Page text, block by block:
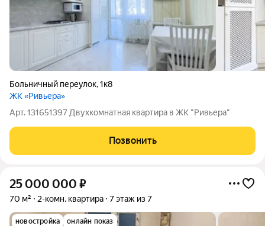
Больничный переулок,1к8
ЖК «Ривьера»
Арт. 131651397 Двухкомнатная квартира в ЖК "Ривьера"
Позвонить
25 000 000 ₽
70 м² 2-комн. квартира 7 этаж из 7
новостройка онлайн показ